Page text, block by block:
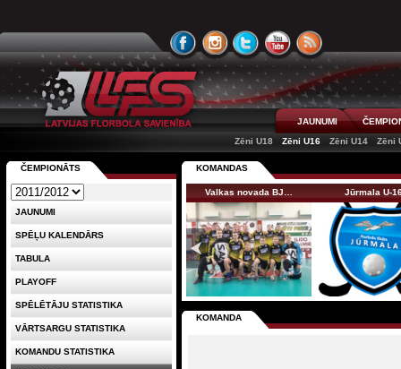
JAUNUMI
Zēni U18
Zēni U16 Zēni U14 Zēni
KOMANDAS
Valkas novada BJ… Jūrmala U-
KOMANDA
ČEMPIONĀTS
JAUNUMI
SPĒĻU KALENDĀRS
TABULA
PLAYOFF
SPĒLĒTĀJU STATISTIKA
VĀRTSARGU STATISTIKA
KOMANDU STATISTIKA